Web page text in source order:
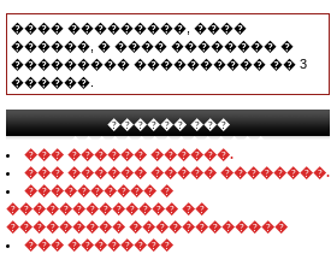
���� ���������, ����
������, � ���� �������� �
��������� ���������� �� 3
������.
������ ���
���������������
��� ������ ������.
��� ������ ����� ��������.
���������� �
������������� ��
��������� ������������
��� ��������